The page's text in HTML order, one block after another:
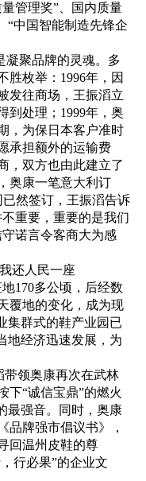
管理奖”、国内质量
“中国智能制造先锋企
凝聚品牌的灵魂。多
胜枚举：1996年，因
发往商场，王振滔立
到处理；1999年，奥
，为保日本客户准时
承担额外的运输费
，双方也由此建立了
奥康一笔意大利订
然签订，王振滔告诉
重要，重要的是我们
诺言令客商大为感
还人民一座
170多公顷，后经数
覆地的变化，成为现
集群式的鞋产业园已
地经济迅速发展，为
带领奥康再次在武林
下“诚信宝鼎”的燃火
最强音。同时，奥康
品牌强市倡议书》，
回温州皮鞋的尊
行必果”的企业文